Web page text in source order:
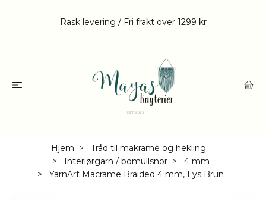
Rask levering / Fri frakt over 1299 kr
Hjem
Tråd til makramé og hekling
Interiørgarn / bomullsnor
4 mm
YarnArt Macrame Braided 4 mm, Lys Brun